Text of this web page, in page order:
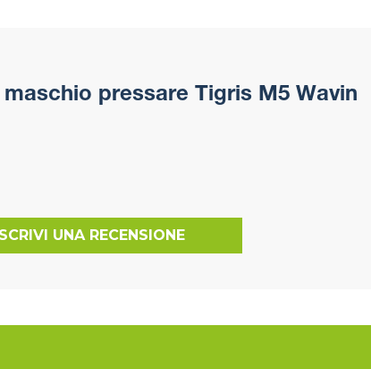
pressare Tigris M5 Wavin
SCRIVI UNA RECENSIONE